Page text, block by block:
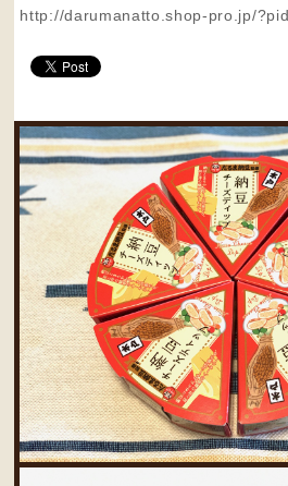
http://darumanatto.shop-pro.jp/